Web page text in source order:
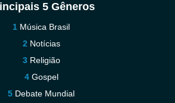
5 Gêneros
Música Brasil
Notícias
Religião
Gospel
Debate Mundial